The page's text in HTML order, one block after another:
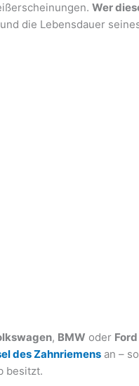
Wer
die Lebensdauer
, BMW oder Ford
des Zahnriemens an –
besitzt.